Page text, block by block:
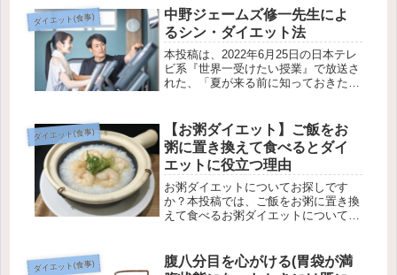
し、太りにくいパンを選んで食べ方を
工夫すればダイエット中でも罪悪感な
くパン...
ダイエット(食事)
中野ジェームズ修一先生によ
るシン・ダイエット法
本投稿は、2022年6月25日の日本テレ
ビ系『世界一受けたい授業』で放送さ
れた、「夏が来る前に知っておきたい
【世界一受けたい授業】夏が来る前に
知っておきたい「やせるのはどっ...
ダイエット(食事)
【お粥ダイエット】ご飯をお
粥に置き換えて食べるとダイ
エットに役立つ理由
お粥ダイエットについてお探しです
か？本投稿では、ご飯をお粥に置き換
えて食べるお粥ダイエットについて説
紹介しましたが、白ご飯をお粥に置き
換えることもオススメです。なぜな
ダイエット(食事)
腹八分目を心がける(胃袋が満